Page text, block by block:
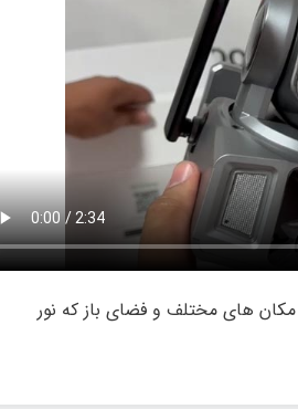
های مختلف و فضای باز که نور